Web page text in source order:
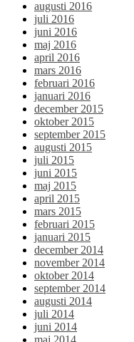
augusti 2016
juli 2016
juni 2016
maj 2016
april 2016
mars 2016
februari 2016
januari 2016
december 2015
oktober 2015
september 2015
augusti 2015
juli 2015
juni 2015
maj 2015
april 2015
mars 2015
februari 2015
januari 2015
december 2014
november 2014
oktober 2014
september 2014
augusti 2014
juli 2014
juni 2014
maj 2014